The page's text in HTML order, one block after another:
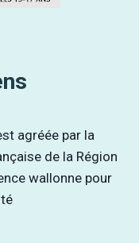
agréée par la
de la Région
wallonne pour